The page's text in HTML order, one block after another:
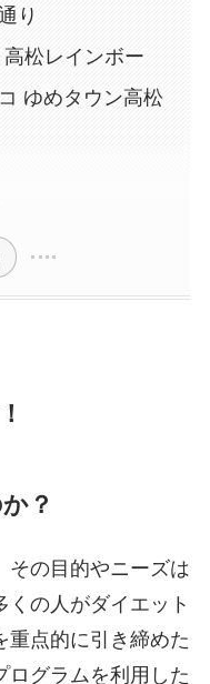
り
松レインボー
ゆめタウン高松
？
その目的やニーズは
くの人がダイエット
重点的に引き締めた
ログラムを利用した